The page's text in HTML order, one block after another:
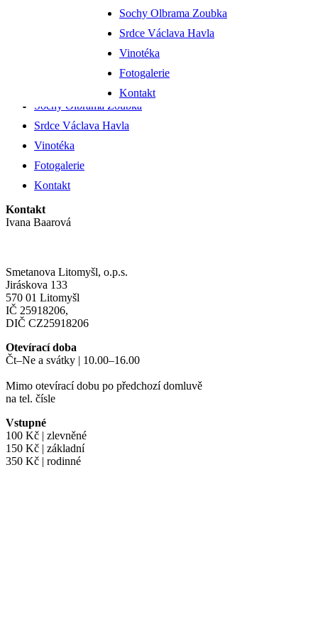
Zámecké sklepení
smetanova litomyšl
Sochy Olbrama Zoubka
Srdce Václava Havla
Vinotéka
Fotogalerie
Kontakt
Sochy Olbrama Zoubka
Srdce Václava Havla
Vinotéka
Fotogalerie
Kontakt
Kontakt
Ivana Baarová
Smetanova Litomyšl, o.p.s.
Jiráskova 133
570 01 Litomyšl
IČ 25918206,
DIČ CZ25918206
Otevírací doba
Čt–Ne a svátky | 10.00–16.00
Mimo otevírací dobu po předchozí domluvě
na tel. čísle
Vstupné
100 Kč | zlevněné
150 Kč | základní
350 Kč | rodinné